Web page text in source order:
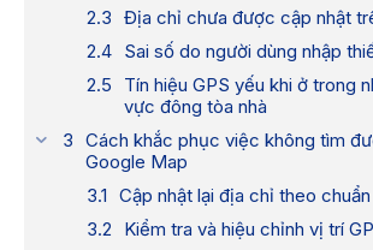
Địa chỉ chưa được cập nhật
Sai số do người dùng nhập
Tín hiệu GPS yếu khi ở trong
vực đông tòa nhà
Cách khắc phục việc không tìm
Google Map
Cập nhật lại địa chỉ theo
Kiểm tra và hiệu chỉnh vị trí